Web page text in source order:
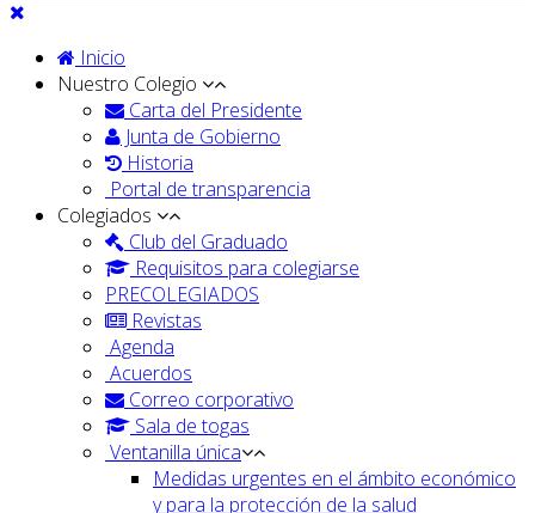
Inicio
Nuestro Colegio
Carta del Presidente
Junta de Gobierno
Historia
Portal de transparencia
Colegiados
Club del Graduado
Requisitos para colegiarse
PRECOLEGIADOS
Revistas
Agenda
Acuerdos
Correo corporativo
Sala de togas
Ventanilla única
Medidas urgentes en el ámbito económico
y para la protección de la salud